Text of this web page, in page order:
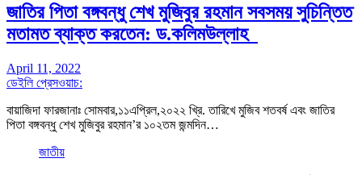
জাতির পিতা বঙ্গবন্ধু শেখ মুজিবুর রহমান সবসময় সুচিন্তিত
মতামত ব্যাক্ত করতেন: ড.কলিমউল্লাহ
April 11, 2022
ডেইলি প্রেসওয়াচ:
বায়াজিদা ফারজানাঃ সোমবার,১১এপ্রিল,২০২২ খ্রি. তারিখে মুজিব শতবর্ষ এবং জাতির
পিতা বঙ্গবন্ধু শেখ মুজিবুর রহমান’র ১০২তম জন্মদিন…
জাতীয়